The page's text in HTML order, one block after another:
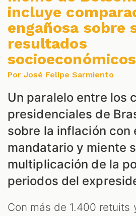
incluye
engañosa sobre
resultados
socioeconómicos
Por José Felipe Sarmiento
Un paralelo entre los
presidenciales de
sobre la inflación con
mandatario y miente
multiplicación de la
periodos del
Con más de 1.400 retuits